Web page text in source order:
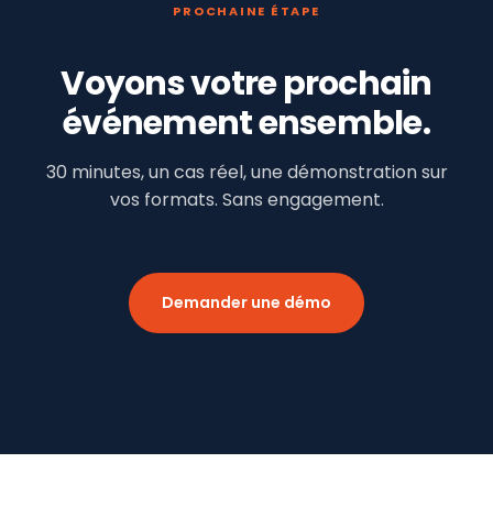
PROCHAINE ÉTAPE
Voyons votre prochain
événement ensemble.
30 minutes, un cas réel, une démonstration sur
vos formats. Sans engagement.
Demander une démo